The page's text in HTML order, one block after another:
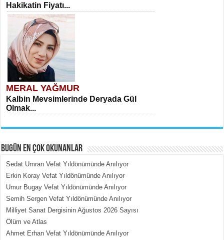
Hakikatin Fiyatı...
MERAL YAĞMUR
Kalbin Mevsimlerinde Deryada Gül
Olmak...
MEHMET ÇOBAN
İçerdeki Put Dışardaki Maskeler...
BUGÜN EN ÇOK OKUNANLAR
Sedat Umran Vefat Yıldönümünde Anılıyor
Erkin Koray Vefat Yıldönümünde Anılıyor
Umur Bugay Vefat Yıldönümünde Anılıyor
Semih Sergen Vefat Yıldönümünde Anılıyor
Milliyet Sanat Dergisinin Ağustos 2026 Sayısı
Ölüm ve Atlas
Ahmet Erhan Vefat Yıldönümünde Anılıyor